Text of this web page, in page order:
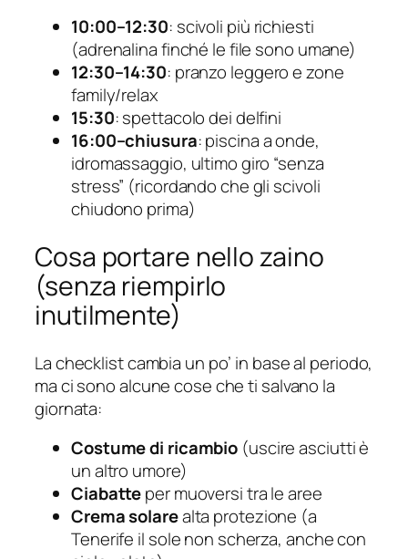
10:00–12:30: scivoli più richiesti
(adrenalina finché le file sono umane)
12:30–14:30: pranzo leggero e zone
family/relax
15:30: spettacolo dei delfini
16:00–chiusura: piscina a onde,
idromassaggio, ultimo giro “senza
stress” (ricordando che gli scivoli
chiudono prima)
Cosa portare nello zaino
(senza riempirlo
inutilmente)
La checklist cambia un po’ in base al periodo,
ma ci sono alcune cose che ti salvano la
giornata:
Costume di ricambio (uscire asciutti è
un altro umore)
Ciabatteper muoversi tra le aree
Crema solarealta protezione (a
Tenerife il sole non scherza, anche con